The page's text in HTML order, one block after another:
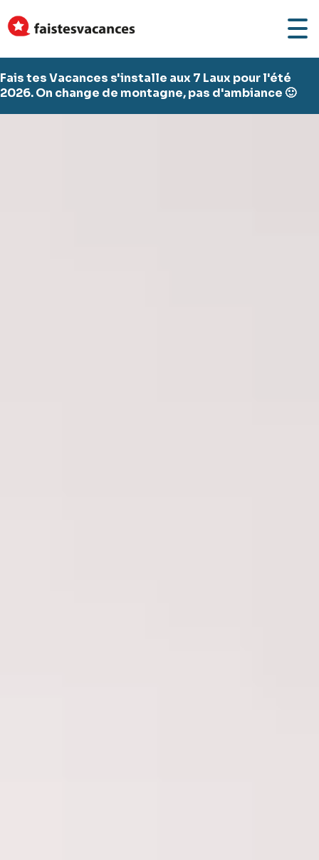
Fais tes Vacances s'installe aux 7 Laux pour l'été
2026. On change de montagne, pas d'ambiance 🙂